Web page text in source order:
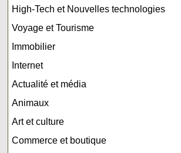
High-Tech et Nouvelles technologies
Voyage et Tourisme
Immobilier
Internet
Actualité et média
Animaux
Art et culture
Commerce et boutique